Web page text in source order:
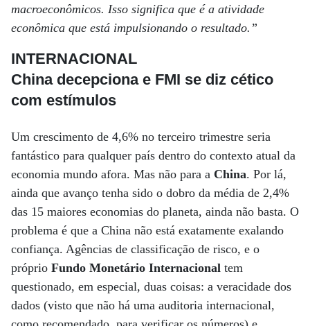
macroeconômicos. Isso significa que é a atividade
econômica que está impulsionando o resultado.”
INTERNACIONAL
China decepciona e FMI se diz cético
com estímulos
Um crescimento de 4,6% no terceiro trimestre seria
fantástico para qualquer país dentro do contexto atual da
economia mundo afora. Mas não para a China. Por lá,
ainda que avanço tenha sido o dobro da média de 2,4%
das 15 maiores economias do planeta, ainda não basta. O
problema é que a China não está exatamente exalando
confiança. Agências de classificação de risco, e o
próprio Fundo Monetário Internacional tem
questionado, em especial, duas coisas: a veracidade dos
dados (visto que não há uma auditoria internacional,